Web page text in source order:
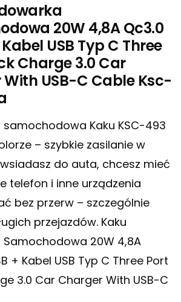
20W 4,8A Qc3.0
Kabel USB Typ C Three
Charge 3.0 Car
USB-C Cable Ksc-
Kaku KSC-493
– szybkie zasilanie w
do auta, chcesz mieć
telefon i inne urządzenia
bez przerw – szczególnie
przejazdów. Kaku
20W 4,8A
+ Kabel USB Typ C Three Port
3.0 Car Charger With USB-C